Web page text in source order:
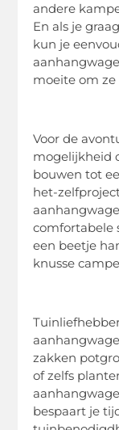
andere
En als je
kun je
moeite om
Voor de
mogelijkheid
bouwen tot
het-
comfortabele
een beetje
knusse
zakken
of zelfs
bespaart je